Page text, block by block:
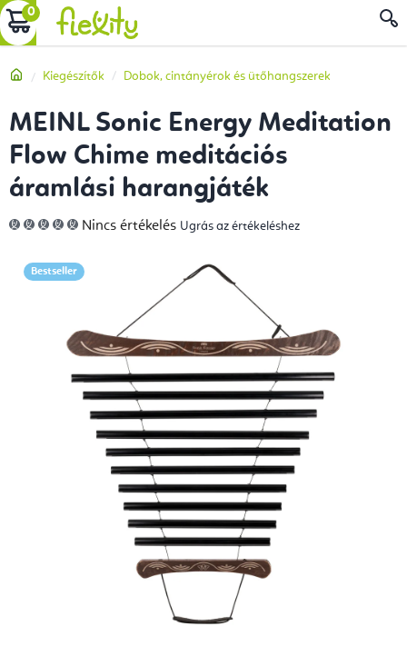
Ugrás
a
tartalomhoz
KOSÁR
Kezdőlap
Kiegészítők Dobok, cintányérok és ütőhangszerek
MEINL Sonic Energy Meditation
Flow Chime meditációs
áramlási harangjáték
A
termék
5-
ből
Nincs értékelés Ugrás az értékeléshez
Bestseller